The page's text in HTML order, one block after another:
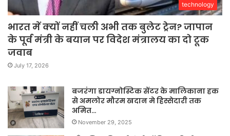
technology
भारत में क्यों नहीं चली अभी तक बुलेट ट्रेन? जापान
के पूर्व मंत्री के बयान पर विदेश मंत्रालय का दो टूक
जवाब
July 17, 2026
बजरंगा डायग्नोस्टिक सेंटर के मालिकाना हक
से अमलोर मौरम खदान मे हिस्सेदारी तक
अमित…
November 29, 2025